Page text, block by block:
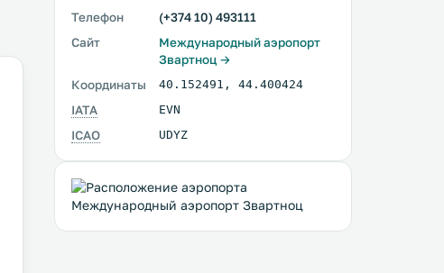
Телефон
(+374 10) 493111
Сайт
Международный аэропорт
Звартноц →
Координаты
40.152491 , 44.400424
IATA EVN
ICAO UDYZ